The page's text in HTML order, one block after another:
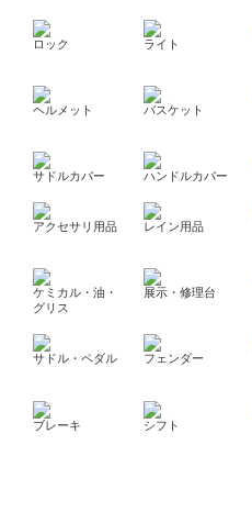
ロック ライト
ヘルメット バスケット
サドルカバー ハンドルカバー
アクセサリ用品 レイン用品
ケミカル・油・
グリス
展示・修理台
サドル・ペダル フェンダー
ブレーキ シフト